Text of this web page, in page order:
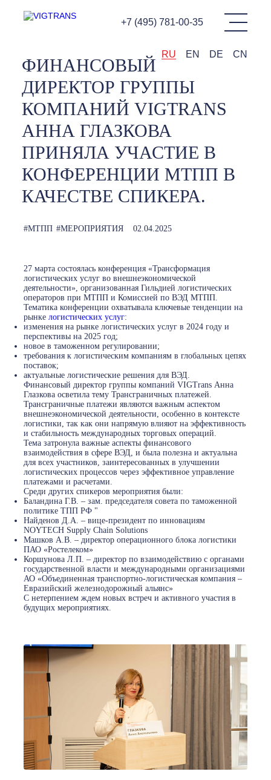
+7 (495) 781-00-35
CN
DE
EN
RU
ФИНАНСОВЫЙ
ДИРЕКТОР ГРУППЫ
КОМПАНИЙ VIGTRANS
АННА ГЛАЗКОВА
ПРИНЯЛА УЧАСТИЕ В
КОНФЕРЕНЦИИ МТПП В
КАЧЕСТВЕ СПИКЕРА.
#МТПП #МЕРОПРИЯТИЯ 02.04.2025
27 марта состоялась конференция «Трансформация
логистических услуг во внешнеэкономической
деятельности», организованная Гильдией логистических
операторов при МТПП и Комиссией по ВЭД МТПП.
Тематика конференции охватывала ключевые тенденции на
рынке логистических услуг:
изменения на рынке логистических услуг в 2024 году и
перспективы на 2025 год;
новое в таможенном регулировании;
требования к логистическим компаниям в глобальных цепях
поставок;
актуальные логистические решения для ВЭД.
Финансовый директор группы компаний VIGTrans Анна
Глазкова осветила тему Трансграничных платежей.
Трансграничные платежи являются важным аспектом
внешнеэкономической деятельности, особенно в контексте
логистики, так как они напрямую влияют на эффективность
и стабильность международных торговых операций.
Тема затронула важные аспекты финансового
взаимодействия в сфере ВЭД, и была полезна и актуальна
для всех участников, заинтересованных в улучшении
логистических процессов через эффективное управление
платежами и расчетами.
Среди других спикеров мероприятия были:
Баландина Г.В. – зам. председателя совета по таможенной
политике ТПП РФ "
Найденов Д.А. – вице-президент по инновациям
NOYTECH Supply Chain Solutions
Машков А.В. – директор операционного блока логистики
ПАО «Ростелеком»
Коршунова Л.П. – директор по взаимодействию с органами
государственной власти и международными организациями
АО «Объединенная транспортно-логистическая компания –
Евразийский железнодорожный альянс»
С нетерпением ждем новых встреч и активного участия в
будущих мероприятиях.